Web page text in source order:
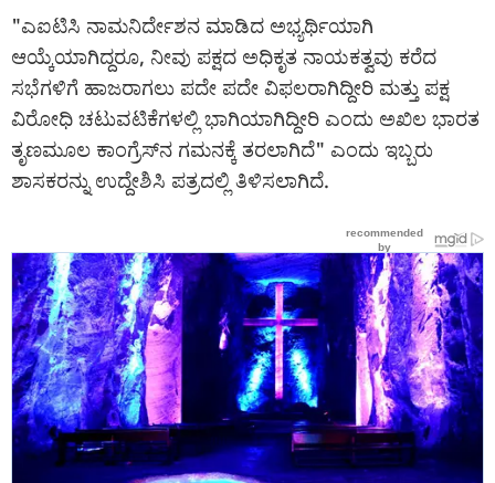
"ಎಐಟಿಸಿ ನಾಮನಿರ್ದೇಶನ ಮಾಡಿದ ಅಭ್ಯರ್ಥಿಯಾಗಿ
ಆಯ್ಕೆಯಾಗಿದ್ದರೂ, ನೀವು ಪಕ್ಷದ ಅಧಿಕೃತ ನಾಯಕತ್ವವು ಕರೆದ
ಸಭೆಗಳಿಗೆ ಹಾಜರಾಗಲು ಪದೇ ಪದೇ ವಿಫಲರಾಗಿದ್ದೀರಿ ಮತ್ತು ಪಕ್ಷ
ವಿರೋಧಿ ಚಟುವಟಿಕೆಗಳಲ್ಲಿ ಭಾಗಿಯಾಗಿದ್ದೀರಿ ಎಂದು ಅಖಿಲ ಭಾರತ
ತೃಣಮೂಲ ಕಾಂಗ್ರೆಸ್‌ನ ಗಮನಕ್ಕೆ ತರಲಾಗಿದೆ" ಎಂದು ಇಬ್ಬರು
ಶಾಸಕರನ್ನು ಉದ್ದೇಶಿಸಿ ಪತ್ರದಲ್ಲಿ ತಿಳಿಸಲಾಗಿದೆ.